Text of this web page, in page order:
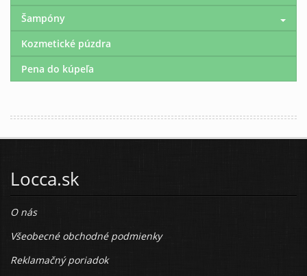
Šampóny
Kozmetické púzdra
Pena do kúpeľa
Locca.sk
O nás
Všeobecné obchodné podmienky
Reklamačný poriadok